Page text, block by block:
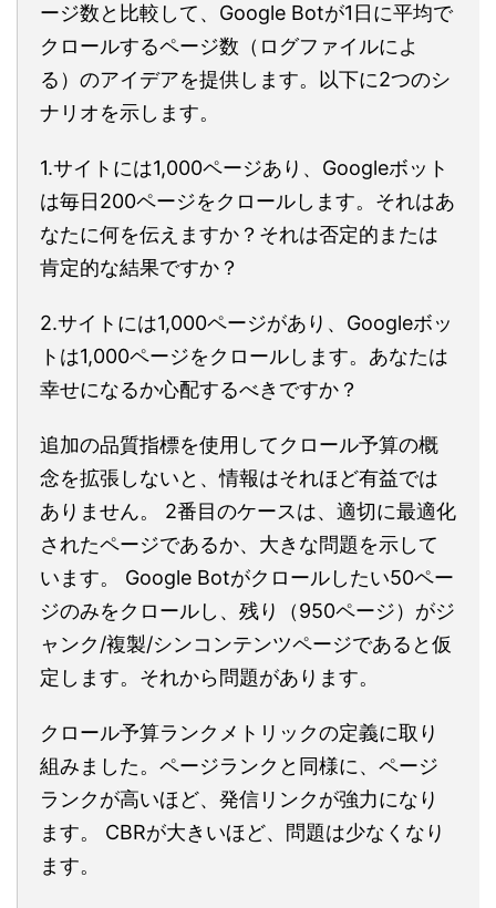
ージ数と比較して、Google Botが1日に平均で
クロールするページ数（ログファイルによ
る）のアイデアを提供します。以下に2つのシ
ナリオを示します。
1.サイトには1,000ページあり、Googleボット
は毎日200ページをクロールします。それはあ
なたに何を伝えますか？それは否定的または
肯定的な結果ですか？
2.サイトには1,000ページがあり、Googleボッ
トは1,000ページをクロールします。あなたは
幸せになるか心配するべきですか？
追加の品質指標を使用してクロール予算の概
念を拡張しないと、情報はそれほど有益では
ありません。 2番目のケースは、適切に最適化
されたページであるか、大きな問題を示して
います。 Google Botがクロールしたい50ペー
ジのみをクロールし、残り（950ページ）がジ
ャンク/複製/シンコンテンツページであると仮
定します。それから問題があります。
クロール予算ランクメトリックの定義に取り
組みました。ページランクと同様に、ページ
ランクが高いほど、発信リンクが強力になり
ます。 CBRが大きいほど、問題は少なくなり
ます。